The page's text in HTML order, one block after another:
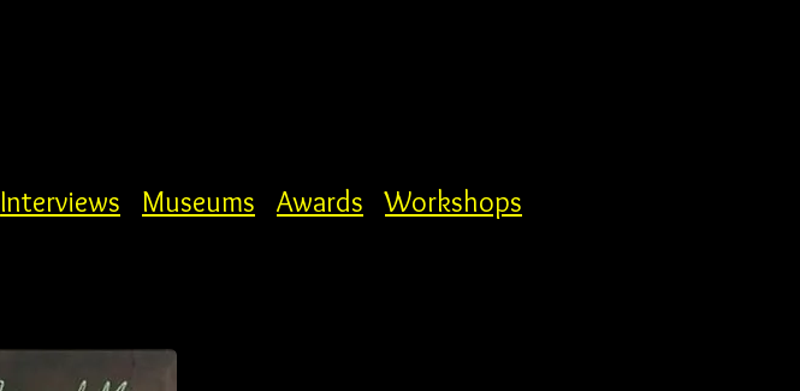
Interviews Museums Awards
Workshops